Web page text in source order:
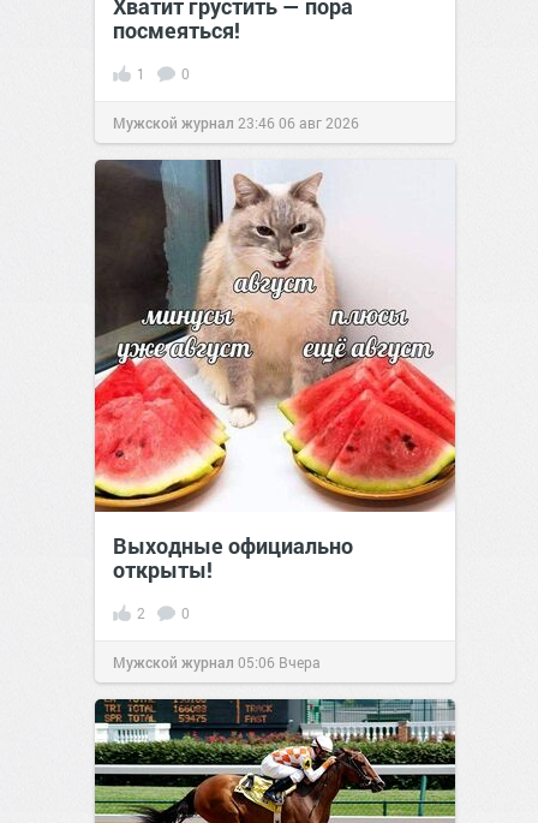
Хватит грустить — пора
посмеяться!
1 0
Мужской журнал 23:4606 авг 2026
Выходные официально
открыты!
2 0
Мужской журнал 05:06 Вчера